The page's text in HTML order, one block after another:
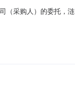
采购人）的委托，
建设地点：涟水县